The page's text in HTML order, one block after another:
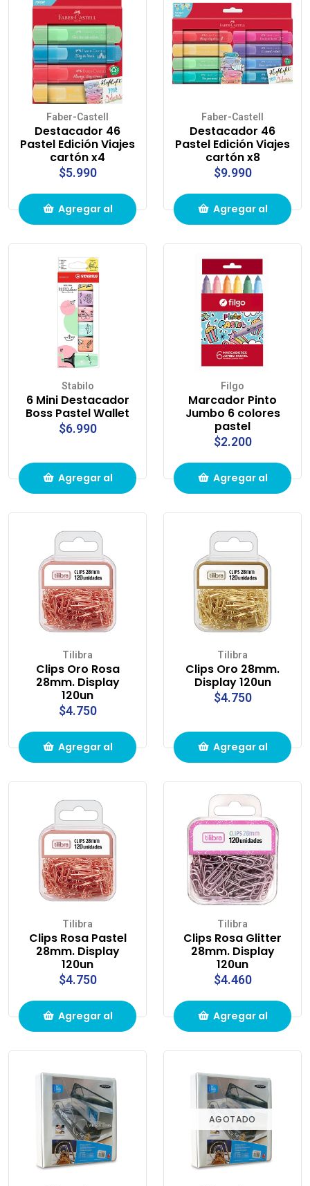
Faber-Castell
Destacador 46
Pastel Edición Viajes
cartón x4
$5.990
Agregar al
compras
Faber-Castell
Destacador 46
Pastel Edición Viajes
cartón x8
$9.990
Agregar al
compras
Stabilo
6 Mini Destacador
Boss Pastel Wallet
$6.990
Agregar al
compras
Filgo
Marcador Pinto
Jumbo 6 colores
pastel
$2.200
Agregar al
compras
Tilibra
Clips Oro Rosa
28mm. Display
120un
$4.750
Agregar al
compras
Tilibra
Clips Oro 28mm.
Display 120un
$4.750
Agregar al
compras
Tilibra
Clips Rosa Pastel
28mm. Display
120un
$4.750
Agregar al
compras
Tilibra
Clips Rosa Glitter
28mm. Display
120un
$4.460
Agregar al
compras
AGOTADO